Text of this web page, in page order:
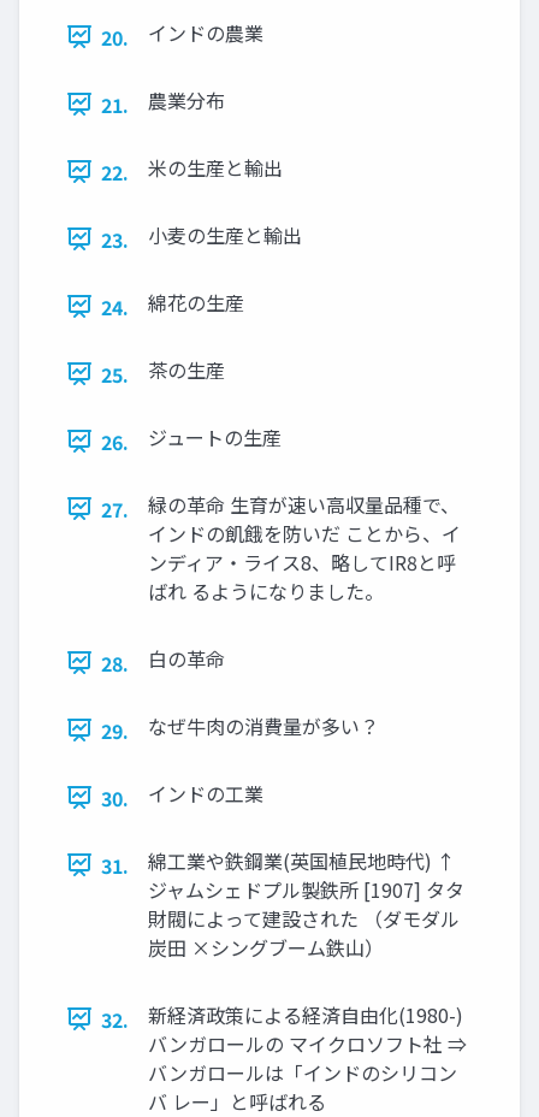
20.
インドの農業
21. 農業分布
22. 米の生産と輸出
23. 小麦の生産と輸出
24. 綿花の生産
25. 茶の生産
26. ジュートの生産
27.
緑の革命 生育が速い高収量品種で、
インドの飢餓を防いだ ことから、イ
ンディア・ライス8、略してIR8と呼
ばれ るようになりました。
28. 白の革命
29. なぜ牛肉の消費量が多い？
30. インドの工業
31.
綿工業や鉄鋼業(英国植民地時代) ↑
ジャムシェドプル製鉄所 [1907] タタ
財閥によって建設された （ダモダル
炭田 ×シングブーム鉄山）
32.
新経済政策による経済自由化(1980-)
バンガロールの マイクロソフト社 ⇒
バンガロールは「インドのシリコン
バ レー」と呼ばれる